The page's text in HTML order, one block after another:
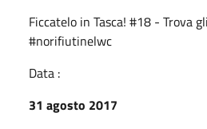
Ficcatelo in Tasca! #18 - Trova
#norifiutinelwc
Data :
31 agosto 2017